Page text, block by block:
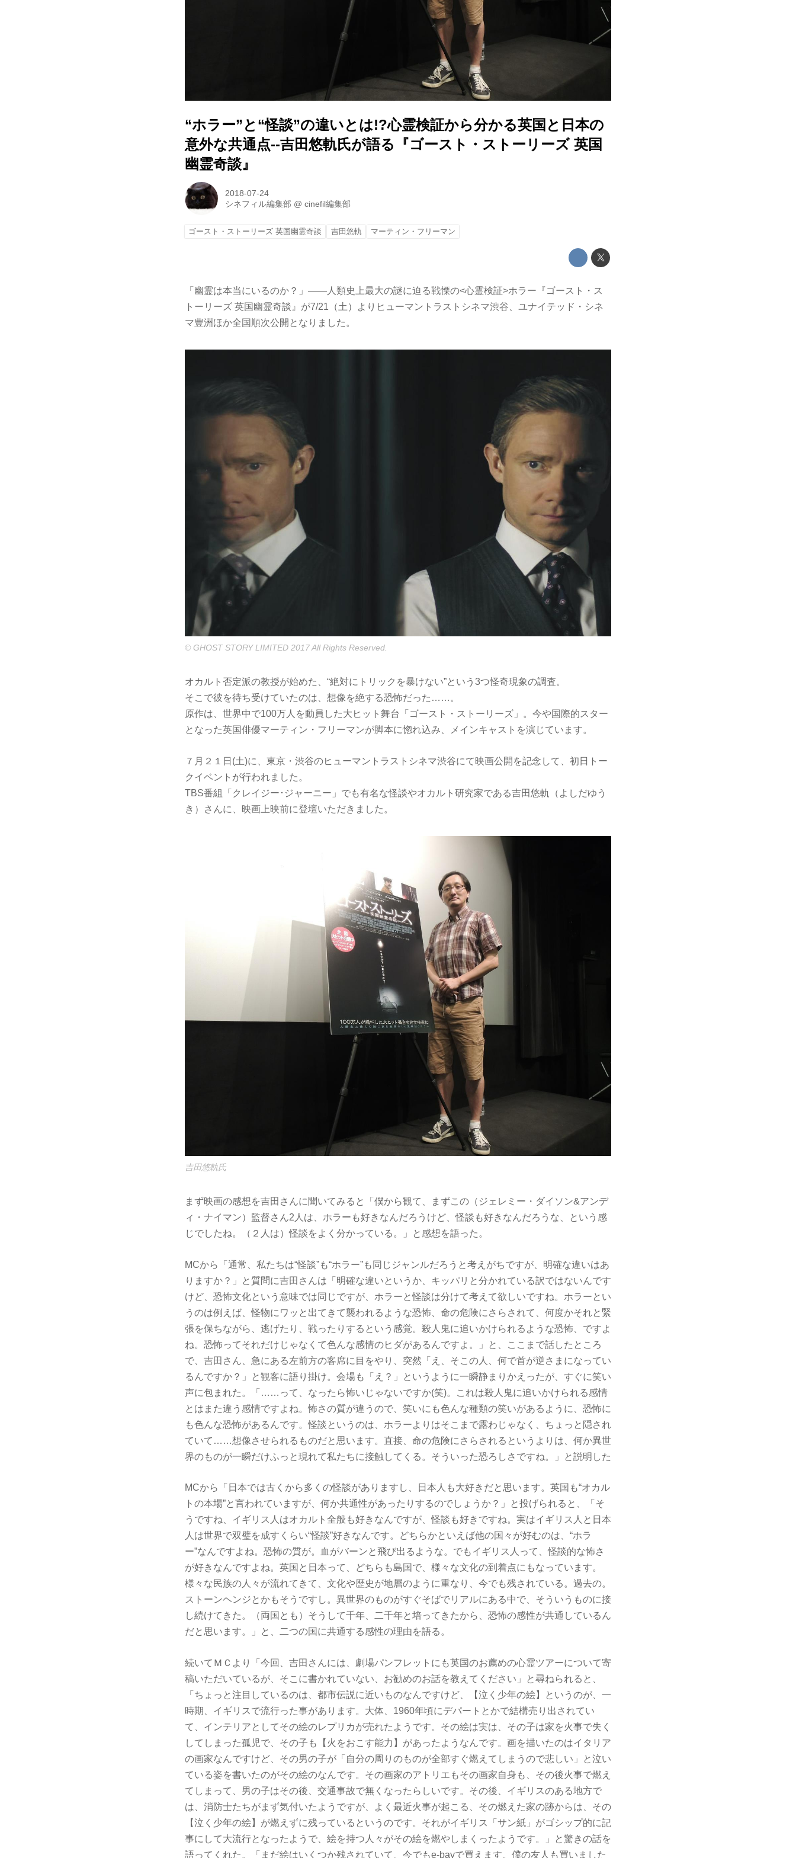
“ホラー”と“怪談”の違いとは!?心霊検証から分かる英国と日本の
意外な共通点--吉田悠軌氏が語る『ゴースト・ストーリーズ 英国
幽霊奇談』
2018-07-24
シネフィル編集部 @cinefil編集部
ゴースト・ストーリーズ 英国幽霊奇談 吉田悠軌 マーティン・フリーマン
「幽霊は本当にいるのか？」――人類史上最大の謎に迫る戦慄の<心霊検証>ホラー『ゴースト・ス
トーリーズ 英国幽霊奇談』が7/21（土）よりヒューマントラストシネマ渋谷、ユナイテッド・シネ
マ豊洲ほか全国順次公開となりました。
© GHOST STORY LIMITED 2017 All Rights Reserved.
オカルト否定派の教授が始めた、“絶対にトリックを暴けない”という3つ怪奇現象の調査。
そこで彼を待ち受けていたのは、想像を絶する恐怖だった……。
原作は、世界中で100万人を動員した大ヒット舞台「ゴースト・ストーリーズ」。今や国際的スター
となった英国俳優マーティン・フリーマンが脚本に惚れ込み、メインキャストを演じています。
７月２１日(土)に、東京・渋谷のヒューマントラストシネマ渋谷にて映画公開を記念して、初日トー
クイベントが行われました。
TBS番組「クレイジー･ジャーニー」でも有名な怪談やオカルト研究家である吉田悠軌（よしだゆう
き）さんに、映画上映前に登壇いただきました。
吉田悠軌氏
まず映画の感想を吉田さんに聞いてみると「僕から観て、まずこの（ジェレミー・ダイソン&アンデ
ィ・ナイマン）監督さん2人は、ホラーも好きなんだろうけど、怪談も好きなんだろうな、という感
じでしたね。（２人は）怪談をよく分かっている。」と感想を語った。
MCから「通常、私たちは“怪談”も“ホラー”も同じジャンルだろうと考えがちですが、明確な違いはあ
りますか？」と質問に吉田さんは「明確な違いというか、キッパリと分かれている訳ではないんです
けど、恐怖文化という意味では同じですが、ホラーと怪談は分けて考えて欲しいですね。ホラーとい
うのは例えば、怪物にワッと出てきて襲われるような恐怖、命の危険にさらされて、何度かそれと緊
張を保ちながら、逃げたり、戦ったりするという感覚。殺人鬼に追いかけられるような恐怖、ですよ
ね。恐怖ってそれだけじゃなくて色んな感情のヒダがあるんですよ。」と、ここまで話したところ
で、吉田さん、急にある左前方の客席に目をやり、突然「え、そこの人、何で首が逆さまになってい
るんですか？」と観客に語り掛け。会場も「え？」というように一瞬静まりかえったが、すぐに笑い
声に包まれた。「……って、なったら怖いじゃないですか(笑)。これは殺人鬼に追いかけられる感情
とはまた違う感情ですよね。怖さの質が違うので、笑いにも色んな種類の笑いがあるように、恐怖に
も色んな恐怖があるんです。怪談というのは、ホラーよりはそこまで露わじゃなく、ちょっと隠され
ていて……想像させられるものだと思います。直接、命の危険にさらされるというよりは、何か異世
界のものが一瞬だけふっと現れて私たちに接触してくる。そういった恐ろしさですね。」と説明した
MCから「日本では古くから多くの怪談がありますし、日本人も大好きだと思います。英国も“オカル
トの本場”と言われていますが、何か共通性があったりするのでしょうか？」と投げられると、「そ
うですね、イギリス人はオカルト全般も好きなんですが、怪談も好きですね。実はイギリス人と日本
人は世界で双璧を成すくらい“怪談”好きなんです。どちらかといえば他の国々が好むのは、“ホラ
ー”なんですよね。恐怖の質が。血がバーンと飛び出るような。でもイギリス人って、怪談的な怖さ
が好きなんですよね。英国と日本って、どちらも島国で、様々な文化の到着点にもなっています。
様々な民族の人々が流れてきて、文化や歴史が地層のように重なり、今でも残されている。過去の。
ストーンヘンジとかもそうですし。異世界のものがすぐそばでリアルにある中で、そういうものに接
し続けてきた。（両国とも）そうして千年、二千年と培ってきたから、恐怖の感性が共通しているん
だと思います。」と、二つの国に共通する感性の理由を語る。
続いてＭＣより「今回、吉田さんには、劇場パンフレットにも英国のお薦めの心霊ツアーについて寄
稿いただいているが、そこに書かれていない、お勧めのお話を教えてください」と尋ねられると、
「ちょっと注目しているのは、都市伝説に近いものなんですけど、【泣く少年の絵】というのが、一
時期、イギリスで流行った事があります。大体、1960年頃にデパートとかで結構売り出されてい
て、インテリアとしてその絵のレプリカが売れたようです。その絵は実は、その子は家を火事で失く
してしまった孤児で、その子も【火をおこす能力】があったようなんです。画を描いたのはイタリア
の画家なんですけど、その男の子が「自分の周りのものが全部すぐ燃えてしまうので悲しい」と泣い
ている姿を書いたのがその絵のなんです。その画家のアトリエもその画家自身も、その後火事で燃え
てしまって、男の子はその後、交通事故で無くなったらしいです。その後、イギリスのある地方で
は、消防士たちがまず気付いたようですが、よく最近火事が起こる、その燃えた家の跡からは、その
【泣く少年の絵】が燃えずに残っているというのです。それがイギリス「サン紙」がゴシップ的に記
事にして大流行となったようで、絵を持つ人々がその絵を燃やしまくったようです。」と驚きの話を
語ってくれた。「まだ絵はいくつか残されていて、今でもe-bayで買えます。僕の友人も買いました